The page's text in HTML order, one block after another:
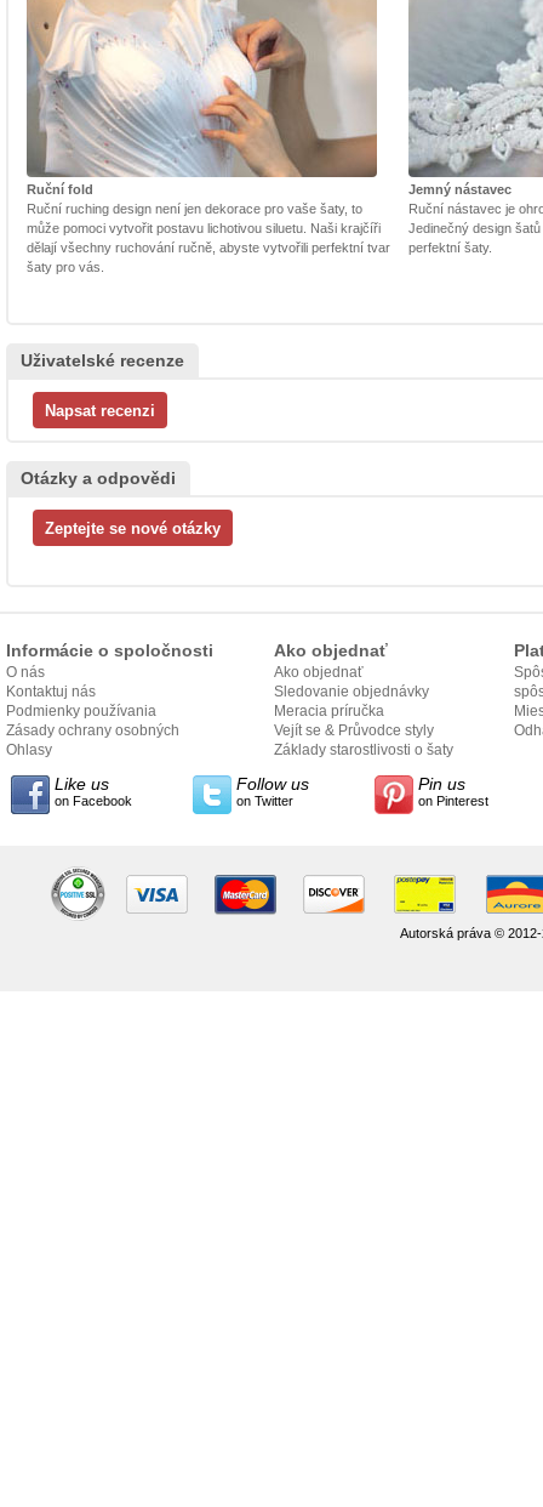
Ruční fold
Ruční ruching design není jen dekorace pro vaše šaty, to
může pomoci vytvořit postavu lichotivou siluetu. Naši krajčíři
dělají všechny ruchování ručně, abyste vytvořili perfektní tvar
šaty pro vás.
Jemný nástavec
Ruční nástavec je
Jedinečný design
perfektní šaty.
Uživatelské recenze
Otázky a odpovědi
Informácie o spoločnosti
O nás
Kontaktuj nás
Podmienky používania
Zásady ochrany osobných
údajov
Ohlasy
Ako objednať
Ako objednať
Sledovanie objednávky
Meracia príručka
Vejít se & Průvodce styly
Základy starostlivosti o šaty
Like us
on Facebook
Follow us
on Twitter
Pin us
on Pinterest
Autorská práva ©